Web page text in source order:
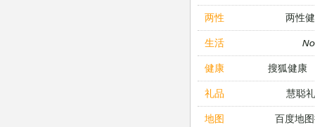
两性 两性
生活
健康 搜狐健康
礼品 慧聪
地图 百度地